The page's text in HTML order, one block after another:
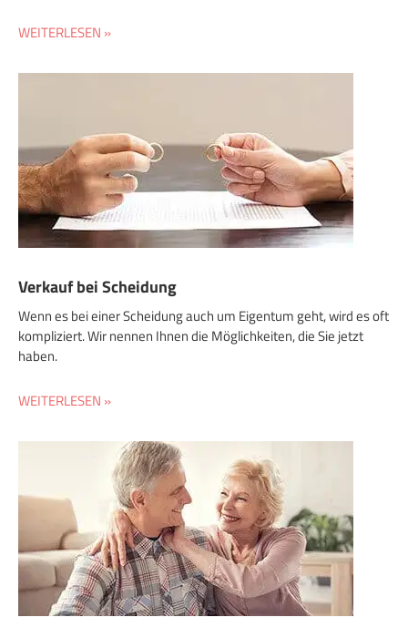
WEITERLESEN »
Verkauf bei Scheidung
Wenn es bei einer Scheidung auch um Eigentum geht, wird es oft
kompliziert. Wir nennen Ihnen die Möglichkeiten, die Sie jetzt
haben.
WEITERLESEN »